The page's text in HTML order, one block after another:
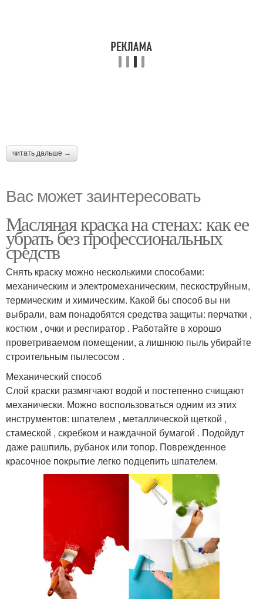
читать дальше →
Вас может заинтересовать
Масляная краска на стенах: как ее
убрать без профессиональных
средств
Снять краску можно несколькими способами:
механическим и электромеханическим, пескоструйным,
термическим и химическим. Какой бы способ вы ни
выбрали, вам понадобятся средства защиты: перчатки ,
костюм , очки и респиратор . Работайте в хорошо
проветриваемом помещении, а лишнюю пыль убирайте
строительным пылесосом .
Механический способ
Слой краски размягчают водой и постепенно счищают
механически. Можно воспользоваться одним из этих
инструментов: шпателем , металлической щеткой ,
стамеской , скребком и наждачной бумагой . Подойдут
даже рашпиль, рубанок или топор. Поврежденное
красочное покрытие легко подцепить шпателем.